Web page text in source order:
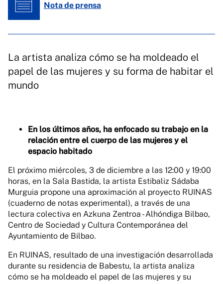
Nota de prensa
La artista analiza cómo se ha moldeado el
papel de las mujeres y su forma de habitar el
mundo
En los últimos años, ha enfocado su trabajo en la
relación entre el cuerpo de las mujeres y el
espacio habitado
El próximo miércoles, 3 de diciembre a las 12:00 y 19:00
horas, en la Sala Bastida, la artista Estibaliz Sádaba
Murguia propone una aproximación al proyecto RUINAS
(cuaderno de notas experimental), a través de una
lectura colectiva en Azkuna Zentroa - Alhóndiga Bilbao,
Centro de Sociedad y Cultura Contemporánea del
Ayuntamiento de Bilbao.
En RUINAS, resultado de una investigación desarrollada
durante su residencia de Babestu, la artista analiza
cómo se ha moldeado el papel de las mujeres y su